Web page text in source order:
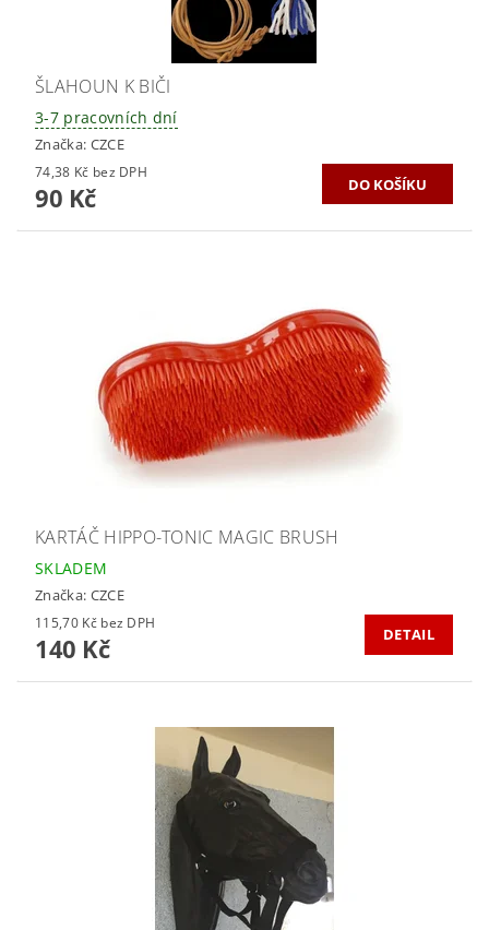
ŠLAHOUN K BIČI
3-7 pracovních dní
Značka: CZCE
74,38 Kč bez DPH
90 Kč
KARTÁČ HIPPO-TONIC MAGIC BRUSH
SKLADEM
Značka: CZCE
115,70 Kč bez DPH
140 Kč DETAIL